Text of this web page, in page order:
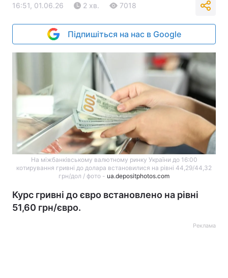
16:51, 01.06.26 2 хв. 7018
Підпишіться на нас в Google
На міжбанківському валютному ринку України до 16:00
котирування гривні до долара встановилися на рівні 44,29/44,32
грн/дол / фото - ua.depositphotos.com
Курс гривні до євро встановлено на рівні
51,60 грн/євро.
Реклама